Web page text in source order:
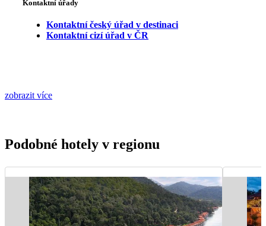
Kontaktní úřady
Kontaktní český úřad v destinaci
Kontaktní cizí úřad v ČR
zobrazit více
Podobné hotely v regionu